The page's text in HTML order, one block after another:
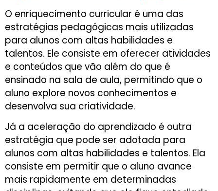
O enriquecimento curricular é uma das
estratégias pedagógicas mais utilizadas
para alunos com altas habilidades e
talentos. Ele consiste em oferecer atividades
e conteúdos que vão além do que é
ensinado na sala de aula, permitindo que o
aluno explore novos conhecimentos e
desenvolva sua criatividade.
Já a aceleração do aprendizado é outra
estratégia que pode ser adotada para
alunos com altas habilidades e talentos. Ela
consiste em permitir que o aluno avance
mais rapidamente em determinadas